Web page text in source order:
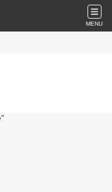
MENU